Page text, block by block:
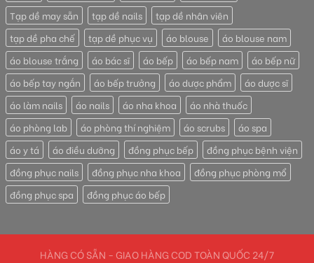
Tạp dề may sẵn
tạp dề nails
tạp dề nhân viên
tạp dề pha chế
tạp dề phục vụ áo blouse
áo blouse nam
áo blouse trắng
áo bác sĩ áo bếp áo bếp nam
áo bếp nữ
áo bếp tay ngắn
áo bếp trưởng áo dược phẩm
áo dược sĩ
áo làm nails
áo nails áo nha khoa
áo nhà thuốc
áo phòng lab
áo phòng thí nghiệm áo scrubs
áo spa
áo y tá
áo điều dưỡng đồng phục bếp
đồng phục bệnh viện
đồng phục nails
đồng phục nha khoa
đồng phục phòng mổ
đồng phục spa
đồng phục áo bếp
HÀNG CÓ SẴN - GIAO HÀNG COD TOÀN QUỐC 24/7